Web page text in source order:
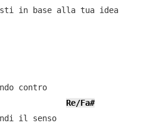
in base alla tua idea
contro
Re/Fa#
il senso